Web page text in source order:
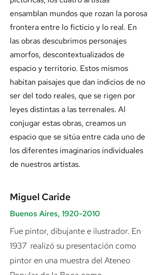
ensamblan mundos que rozan la porosa
frontera entre lo ficticio y lo real. En
las obras descubrimos personajes
amorfos, descontextualizados de
espacio y territorio. Estos mismos
habitan paisajes que dan indicios de no
ser del todo reales, que se rigen por
leyes distintas a las terrenales. Al
conjugar estas obras, creamos un
espacio que se sitúa entre cada uno de
los diferentes imaginarios individuales
de nuestros artistas.
Miguel Caride
Buenos Aires, 1920-2010
Fue pintor, dibujante e ilustrador. En
1937 realizó su presentación como
pintor en una muestra del Ateneo